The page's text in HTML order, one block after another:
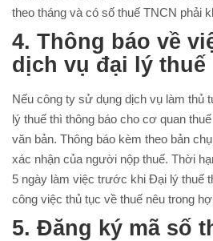
theo tháng và có số thuế TNCN phải
4. Thông báo về
dịch vụ đại lý thuế
Nếu công ty sử dụng dịch vụ làm thủ
lý thuế thì thông báo cho cơ quan
văn bản. Thông báo kèm theo bản
xác nhận của người nộp thuế. Thời
5 ngày làm việc trước khi Đại lý thuế
công việc thủ tục về thuế nêu trong
5. Đăng ký mã số